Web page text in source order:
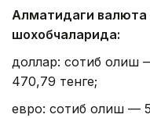
Алматидаги
шохобчаларида:
доллар: сотиб олиш
470,79 тенге;
евро: сотиб олиш —